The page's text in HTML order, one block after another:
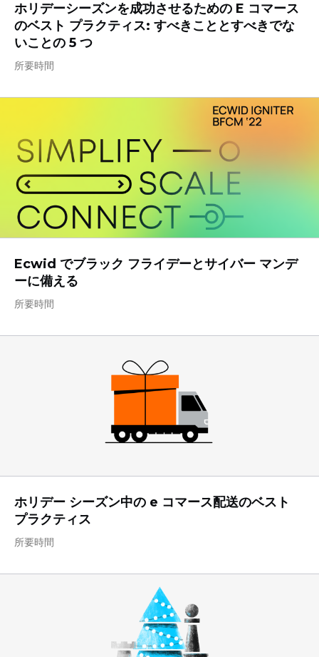
ホリデーシーズンを成功させるための E コマース
のベスト プラクティス: すべきこととすべきでな
いことの 5 つ
所要時間
Ecwid でブラック フライデーとサイバー マンデ
ーに備える
所要時間
ホリデー シーズン中の e コマース配送のベスト
プラクティス
所要時間